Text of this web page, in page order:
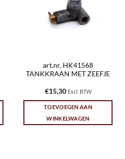
art.nr. HK41568
TANKKRAAN MET ZEEFJE
€15,30 Excl. BTW
TOEVOEGEN AAN
WINKELWAGEN